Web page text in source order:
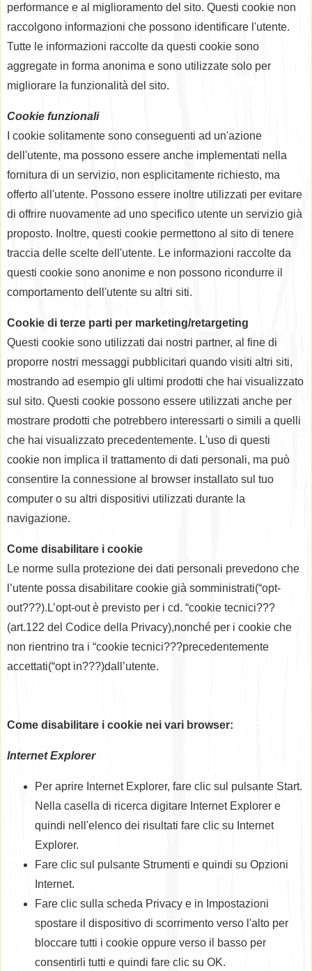
performance e al miglioramento del sito. Questi cookie non
raccolgono informazioni che possono identificare l'utente.
Tutte le informazioni raccolte da questi cookie sono
aggregate in forma anonima e sono utilizzate solo per
migliorare la funzionalità del sito.
Cookie funzionali
I cookie solitamente sono conseguenti ad un'azione
dell'utente, ma possono essere anche implementati nella
fornitura di un servizio, non esplicitamente richiesto, ma
offerto all'utente. Possono essere inoltre utilizzati per evitare
di offrire nuovamente ad uno specifico utente un servizio già
proposto. Inoltre, questi cookie permettono al sito di tenere
traccia delle scelte dell'utente. Le informazioni raccolte da
questi cookie sono anonime e non possono ricondurre il
comportamento dell'utente su altri siti.
Cookie di terze parti per marketing/retargeting
Questi cookie sono utilizzati dai nostri partner, al fine di
proporre nostri messaggi pubblicitari quando visiti altri siti,
mostrando ad esempio gli ultimi prodotti che hai visualizzato
sul sito. Questi cookie possono essere utilizzati anche per
mostrare prodotti che potrebbero interessarti o simili a quelli
che hai visualizzato precedentemente. L'uso di questi
cookie non implica il trattamento di dati personali, ma può
consentire la connessione al browser installato sul tuo
computer o su altri dispositivi utilizzati durante la
navigazione.
Come disabilitare i cookie
Le norme sulla protezione dei dati personali prevedono che
l’utente possa disabilitare cookie già somministrati(“opt-
out???).L’opt-out è previsto per i cd. “cookie tecnici???
(art.122 del Codice della Privacy),nonché per i cookie che
non rientrino tra i “cookie tecnici???precedentemente
accettati(“opt in???)dall’utente.
Come disabilitare i cookie nei vari browser:
Internet Explorer
Per aprire Internet Explorer, fare clic sul pulsante Start.
Nella casella di ricerca digitare Internet Explorer e
quindi nell'elenco dei risultati fare clic su Internet
Explorer.
Fare clic sul pulsante Strumenti e quindi su Opzioni
Internet.
Fare clic sulla scheda Privacy e in Impostazioni
spostare il dispositivo di scorrimento verso l'alto per
bloccare tutti i cookie oppure verso il basso per
consentirli tutti e quindi fare clic su OK.